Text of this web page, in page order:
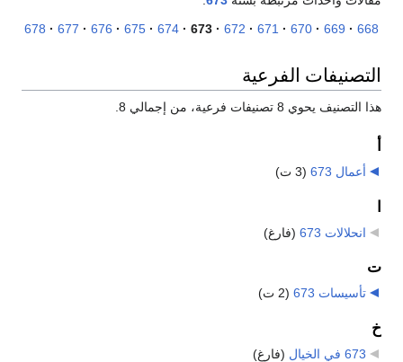
668
669
670
671
672
673
674
675
676
677
678
التصنيفات الفرعية
هذا التصنيف يحوي 8 تصنيفات فرعية، من إجمالي 8.
أعمال 673 (3 ت)
انحلالات 673 (فارغ)
ت
تأسيسات 673 (2 ت)
خ
673 في الخيال (فارغ)